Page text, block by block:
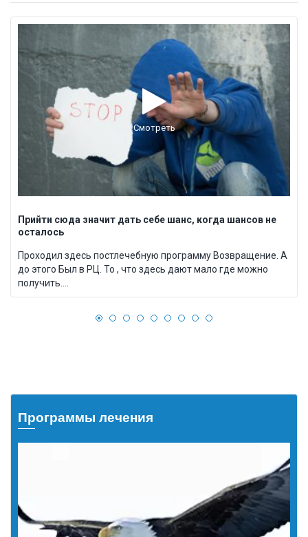
Смотреть
Прийти сюда значит дать себе шанс, когда шансов не
осталось
Проходил здесь постлечебную программу Возвращение. А
до этого Был в РЦ. То , что здесь дают мало где можно
получить....
Программы лечения